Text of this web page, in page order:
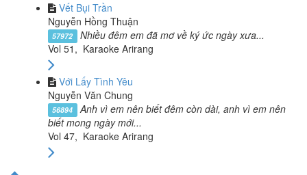
Vết Bụi Trần
Nguyễn Hồng Thuận
57972 Nhiều đêm em đã mơ về ký ức ngày xưa...
Vol 51, Karaoke Arirang
Với Lấy Tình Yêu
Nguyễn Văn Chung
56894 Anh vì em nên biết đêm còn dài, anh vì em nên
biết mong ngày mới...
Vol 47, Karaoke Arirang